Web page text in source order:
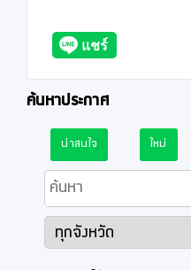
ค้นหาประกาศ
น่าสนใจ ใหม่